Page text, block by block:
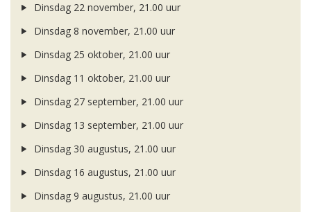
Dinsdag 22 november, 21.00 uur
Dinsdag 8 november, 21.00 uur
Dinsdag 25 oktober, 21.00 uur
Dinsdag 11 oktober, 21.00 uur
Dinsdag 27 september, 21.00 uur
Dinsdag 13 september, 21.00 uur
Dinsdag 30 augustus, 21.00 uur
Dinsdag 16 augustus, 21.00 uur
Dinsdag 9 augustus, 21.00 uur